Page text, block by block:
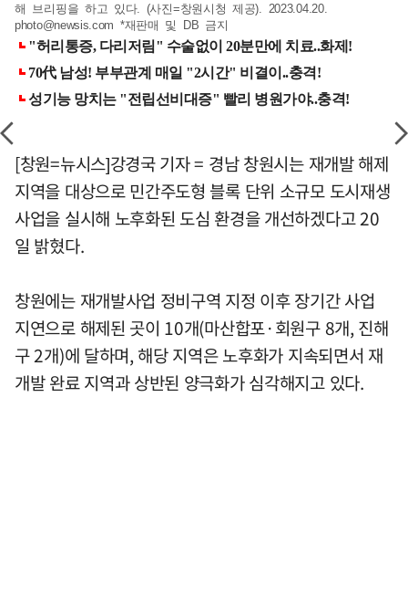
해 브리핑을 하고 있다. (사진=창원시청 제공). 2023.04.20.
photo@newsis.com *재판매 및 DB 금지
[창원=뉴시스]강경국 기자 = 경남 창원시는 재개발 해제
지역을 대상으로 민간주도형 블록 단위 소규모 도시재생
사업을 실시해 노후화된 도심 환경을 개선하겠다고 20
일 밝혔다.
창원에는 재개발사업 정비구역 지정 이후 장기간 사업
지연으로 해제된 곳이 10개(마산합포·회원구 8개, 진해
구 2개)에 달하며, 해당 지역은 노후화가 지속되면서 재
개발 완료 지역과 상반된 양극화가 심각해지고 있다.